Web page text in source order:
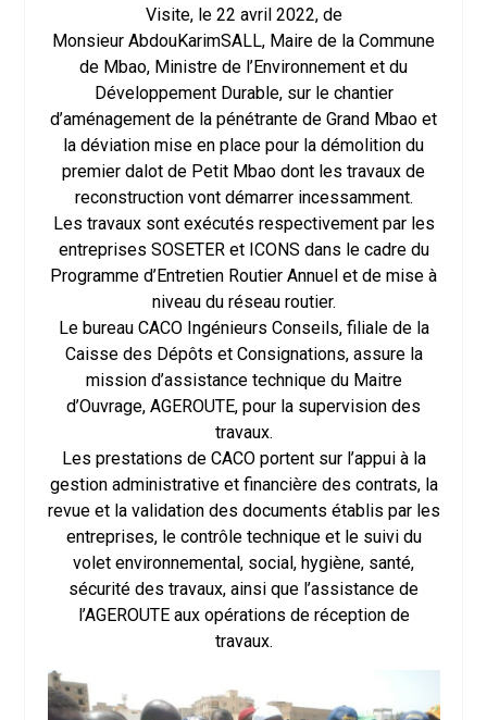
Visite, le 22 avril 2022, de
Monsieur AbdouKarimSALL, Maire de la Commune
de Mbao, Ministre de l’Environnement et du
Développement Durable, sur le chantier
d’aménagement de la pénétrante de Grand Mbao et
la déviation mise en place pour la démolition du
premier dalot de Petit Mbao dont les travaux de
reconstruction vont démarrer incessamment.
Les travaux sont exécutés respectivement par les
entreprises SOSETER et ICONS dans le cadre du
Programme d’Entretien Routier Annuel et de mise à
niveau du réseau routier.
Le bureau CACO Ingénieurs Conseils, filiale de la
Caisse des Dépôts et Consignations, assure la
mission d’assistance technique du Maitre
d’Ouvrage, AGEROUTE, pour la supervision des
travaux.
Les prestations de CACO portent sur l’appui à la
gestion administrative et financière des contrats, la
revue et la validation des documents établis par les
entreprises, le contrôle technique et le suivi du
volet environnemental, social, hygiène, santé,
sécurité des travaux, ainsi que l’assistance de
l’AGEROUTE aux opérations de réception de
travaux.